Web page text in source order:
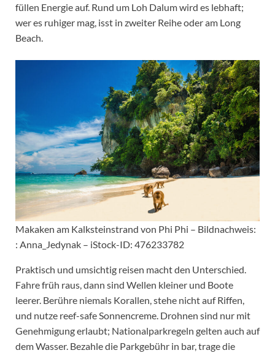
füllen Energie auf. Rund um Loh Dalum wird es lebhaft;
wer es ruhiger mag, isst in zweiter Reihe oder am Long
Beach.
Makaken am Kalksteinstrand von Phi Phi – Bildnachweis:
: Anna_Jedynak – iStock-ID: 476233782
Praktisch und umsichtig reisen macht den Unterschied.
Fahre früh raus, dann sind Wellen kleiner und Boote
leerer. Berühre niemals Korallen, stehe nicht auf Riffen,
und nutze reef-safe Sonnencreme. Drohnen sind nur mit
Genehmigung erlaubt; Nationalparkregeln gelten auch auf
dem Wasser. Bezahle die Parkgebühr in bar, trage die